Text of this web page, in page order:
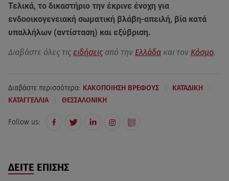
Τελικά, το δικαστήριο την έκρινε ένοχη για
ενδοοικογενειακή σωματική βλάβη-απειλή, βία κατά
υπαλλήλων (αντίσταση) και εξύβριση.
Διαβάστε όλες τις ειδήσεις από την Ελλάδα και τον Κόσμο.
Διαβάστε περισσότερα: ΚΑΚΟΠΟΙΗΣΗ ΒΡΕΦΟΥΣ ΚΑΤΑΔΙΚΗ
ΚΑΤΑΓΓΕΛΛΙΑ ΘΕΣΣΑΛΟΝΙΚΗ
Follow us:
ΔΕΙΤΕ ΕΠΙΣΗΣ